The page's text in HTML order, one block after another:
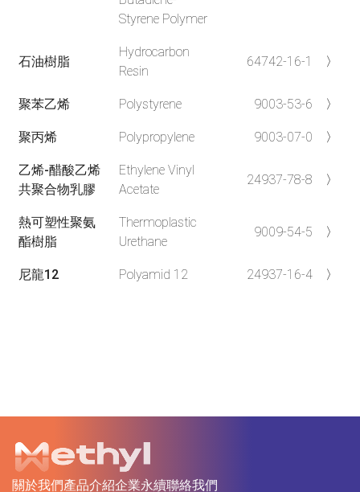
Styrene Polymer
石油樹脂
Hydrocarbon
Resin
64742-16-1 〉
聚苯乙烯 Polystyrene 9003-53-6 〉
聚丙烯 Polypropylene 9003-07-0 〉
乙烯-醋酸乙烯
共聚合物乳膠
Ethylene Vinyl
Acetate
24937-78-8 〉
熱可塑性聚氨
酯樹脂
Thermoplastic
Urethane
9009-54-5 〉
尼龍12 Polyamid 12 24937-16-4 〉
關於我們產品介紹企業永續聯絡我們